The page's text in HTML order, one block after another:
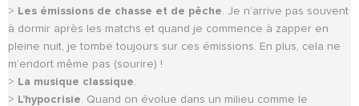
> Les émissions de chasse et de pêche. Je n’arrive pas souvent
à dormir après les matchs et quand je commence à zapper en
pleine nuit, je tombe toujours sur ces émissions. En plus, cela ne
m’endort même pas (sourire) !
> La musique classique.
> L’hypocrisie. Quand on évolue dans un milieu comme le